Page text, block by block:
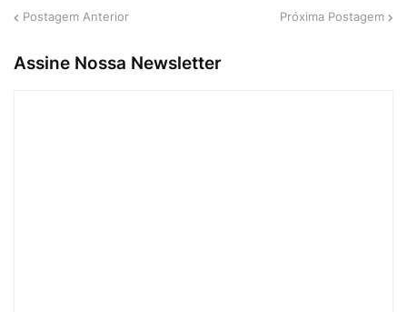
Postagem Anterior Próxima Postagem
Assine Nossa Newsletter